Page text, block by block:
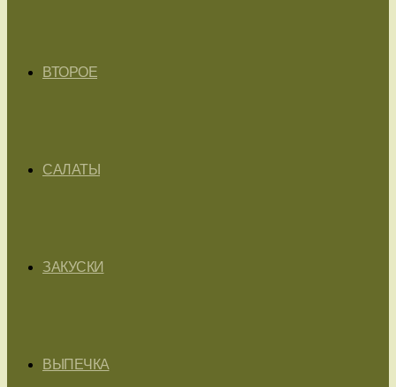
ВТОРОЕ
САЛАТЫ
ЗАКУСКИ
ВЫПЕЧКА